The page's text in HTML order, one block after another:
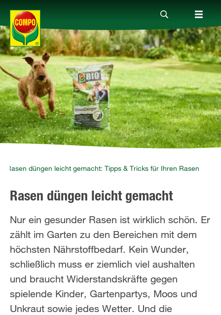
Produkte
Ratgeber
Themenwelten
Service
Unternehmen
Rasen düngen leicht gemacht: Tipps & Tricks für Ihren Rasen
Rasen düngen leicht gemacht
Nur ein gesunder Rasen ist wirklich schön. Er
zählt im Garten zu den Bereichen mit dem
höchsten Nährstoffbedarf. Kein Wunder,
schließlich muss er ziemlich viel aushalten
und braucht Widerstandskräfte gegen
spielende Kinder, Gartenpartys, Moos und
Unkraut sowie jedes Wetter. Und die